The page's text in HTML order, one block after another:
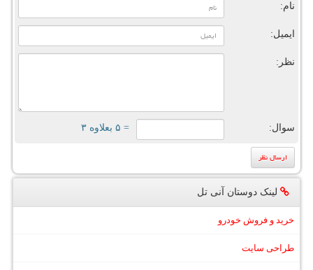
نام:
ایمیل:
نظر:
سوال: = ۵ بعلاوه ۳
لینک دوستان آنی تل
خرید و فروش خودرو
طراحی سایت